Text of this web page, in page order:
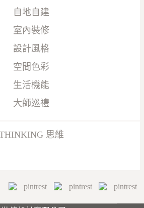
自地自建
室內裝修
設計風格
空間色彩
生活機能
大師巡禮
思維